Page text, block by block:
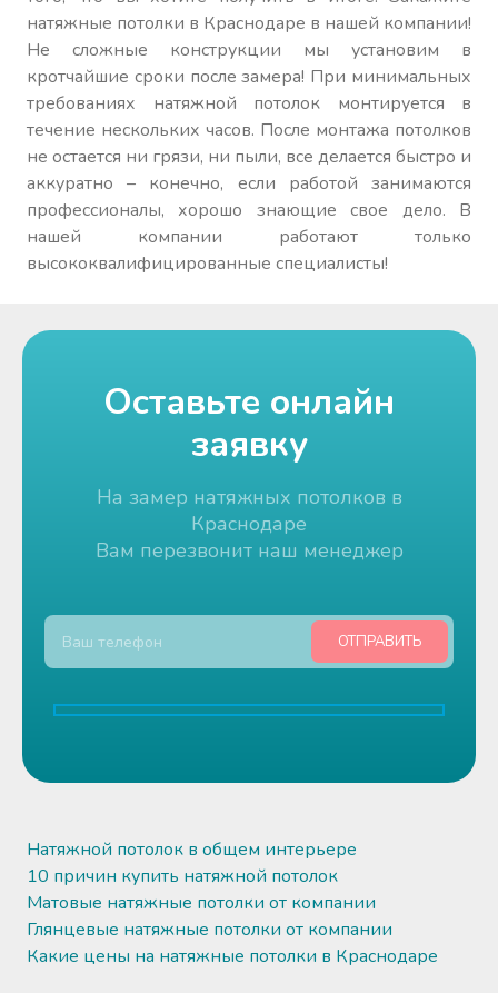
натяжные потолки в Краснодаре в нашей компании!
Не сложные конструкции мы установим в
кротчайшие сроки после замера! При минимальных
требованиях натяжной потолок монтируется в
течение нескольких часов. После монтажа потолков
не остается ни грязи, ни пыли, все делается быстро и
аккуратно – конечно, если работой занимаются
профессионалы, хорошо знающие свое дело. В
нашей компании работают только
высококвалифицированные специалисты!
Оставьте онлайн
заявку
На замер натяжных потолков в
Краснодаре
Вам перезвонит наш менеджер
Натяжной потолок в общем интерьере
10 причин купить натяжной потолок
Матовые натяжные потолки от компании
Глянцевые натяжные потолки от компании
Какие цены на натяжные потолки в Краснодаре